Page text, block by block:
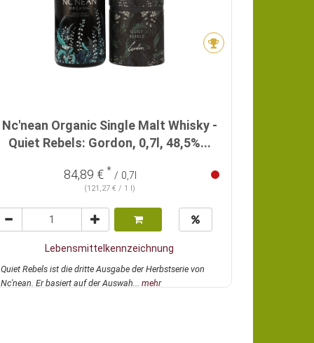
Nc'nean Organic Single Malt Whisky -
Quiet Rebels: Gordon, 0,7l, 48,5%...
84,89 € * / 0,7l
(121,27 € / 1 l)
Lebensmittelkennzeichnung
Quiet Rebels ist die dritte Ausgabe der Herbstserie von
Nc'nean. Er basiert auf der Auswah... mehr